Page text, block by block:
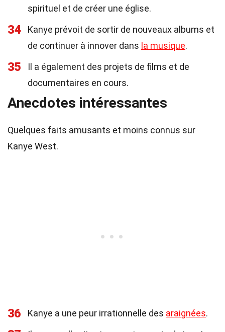
spirituel et de créer une église.
34
Kanye prévoit de sortir de nouveaux albums et
de continuer à innover dans la musique.
35
Il a également des projets de films et de
documentaires en cours.
Anecdotes intéressantes
Quelques faits amusants et moins connus sur
Kanye West.
36 Kanye a une peur irrationnelle des araignées.